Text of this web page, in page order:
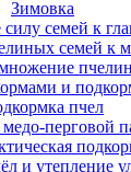
Зимовка
семей к
семей к
и
пчел
перговой
и утепление